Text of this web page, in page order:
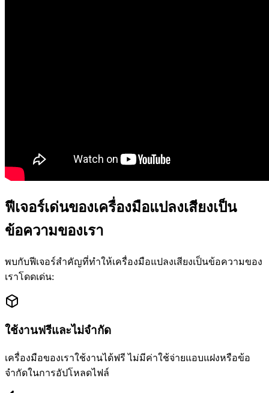
ฟีเจอร์เด่นของเครื่องมือแปลงเสียงเป็น
ข้อความของเรา
พบกับฟีเจอร์สำคัญที่ทำให้เครื่องมือแปลงเสียงเป็นข้อความของ
เราโดดเด่น:
ใช้งานฟรีและไม่จำกัด
เครื่องมือของเราใช้งานได้ฟรี ไม่มีค่าใช้จ่ายแอบแฝงหรือข้อ
จำกัดในการอัปโหลดไฟล์